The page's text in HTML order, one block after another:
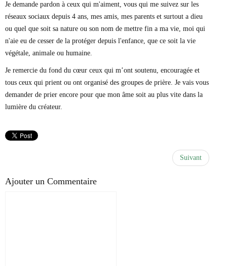
Je demande pardon à ceux qui m'aiment, vous qui me suivez sur les
réseaux sociaux depuis 4 ans, mes amis, mes parents et surtout a dieu
ou quel que soit sa nature ou son nom de mettre fin a ma vie, moi qui
n'aie eu de cesser de la protéger depuis l'enfance, que ce soit la vie
végétale, animale ou humaine.
Je remercie du fond du cœur ceux qui m’ont soutenu, encouragée et
tous ceux qui prient ou ont organisé des groupes de prière. Je vais vous
demander de prier encore pour que mon âme soit au plus vite dans la
lumière du créateur.
Suivant
Ajouter un Commentaire